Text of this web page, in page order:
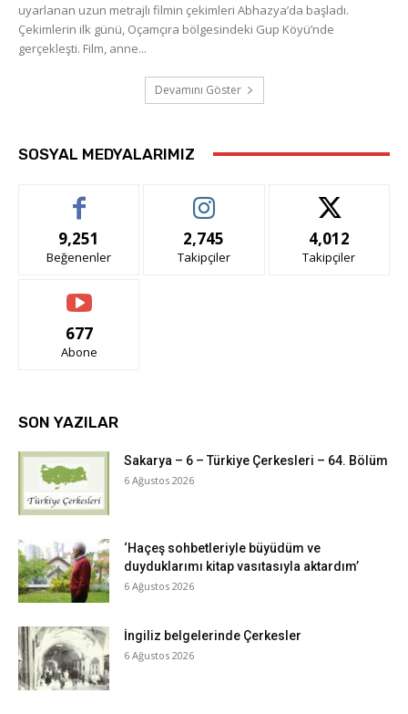
uyarlanan uzun metrajlı filmin çekimleri Abhazya’da başladı.
Çekimlerin ilk günü, Oçamçıra bölgesindeki Gup Köyü’nde
gerçekleşti. Film, anne...
Devamını Göster
SOSYAL MEDYALARIMIZ
9,251
Beğenenler
2,745
Takipçiler
4,012
Takipçiler
677
Abone
SON YAZILAR
Sakarya – 6 – Türkiye Çerkesleri – 64. Bölüm
6 Ağustos 2026
‘Haçeş sohbetleriyle büyüdüm ve
duyduklarımı kitap vasıtasıyla aktardım’
6 Ağustos 2026
İngiliz belgelerinde Çerkesler
6 Ağustos 2026